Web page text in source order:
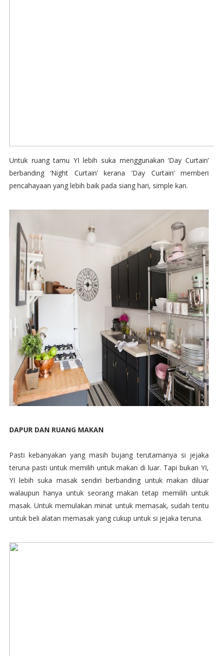
Untuk ruang tamu YI lebih suka menggunakan ‘Day Curtain’
berbanding ‘Night Curtain’ kerana ‘Day Curtain’ memberi
pencahayaan yang lebih baik pada siang hari, simple kan.
DAPUR DAN RUANG MAKAN
Pasti kebanyakan yang masih bujang terutamanya si jejaka
teruna pasti untuk memilih untuk makan di luar. Tapi bukan YI,
YI lebih suka masak sendiri berbanding untuk makan diluar
walaupun hanya untuk seorang makan tetap memilih untuk
masak. Untuk memulakan minat untuk memasak, sudah tentu
untuk beli alatan memasak yang cukup untuk si jejaka teruna.